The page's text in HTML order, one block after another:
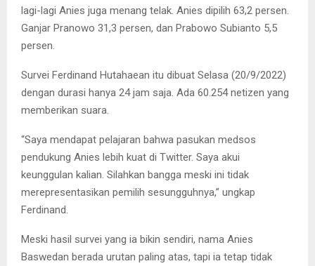
lagi-lagi Anies juga menang telak. Anies dipilih 63,2 persen.
Ganjar Pranowo 31,3 persen, dan Prabowo Subianto 5,5
persen.
Survei Ferdinand Hutahaean itu dibuat Selasa (20/9/2022)
dengan durasi hanya 24 jam saja. Ada 60.254 netizen yang
memberikan suara.
“Saya mendapat pelajaran bahwa pasukan medsos
pendukung Anies lebih kuat di Twitter. Saya akui
keunggulan kalian. Silahkan bangga meski ini tidak
merepresentasikan pemilih sesungguhnya,” ungkap
Ferdinand.
Meski hasil survei yang ia bikin sendiri, nama Anies
Baswedan berada urutan paling atas, tapi ia tetap tidak